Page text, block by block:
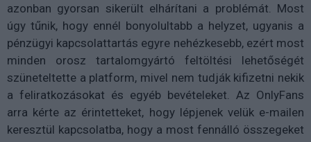
azonban gyorsan sikerült elhárítani a problémát. Most
úgy tűnik, hogy ennél bonyolultabb a helyzet, ugyanis a
pénzügyi kapcsolattartás egyre nehézkesebb, ezért most
minden orosz tartalomgyártó feltöltési lehetőségét
szüneteltette a platform, mivel nem tudják kifizetni nekik
a feliratkozásokat és egyéb bevételeket. Az OnlyFans
arra kérte az érintetteket, hogy lépjenek velük e-mailen
keresztül kapcsolatba, hogy a most fennálló összegeket